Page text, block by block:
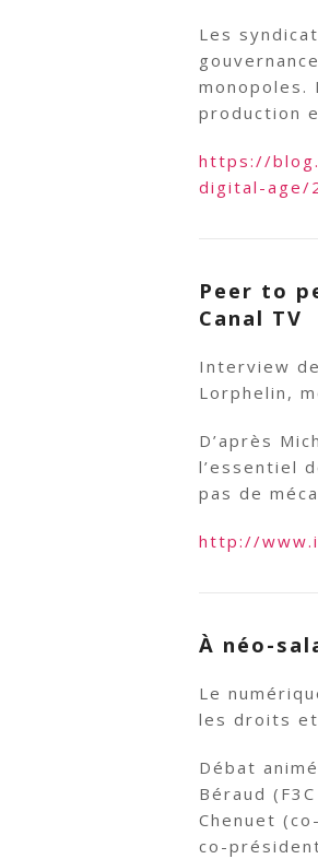
Les
monopoles.
production
https://
digital-age/
Peer to
Canal TV
Interview
Lorphelin,
D’après
l’essentiel
pas de
http://
À néo-
Le
les droits et
Débat
Béraud
Chenuet
co-